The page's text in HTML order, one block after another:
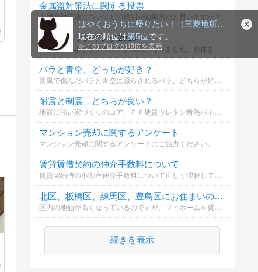
はやくおうちに帰りたい！（三菱地所ホームでつくるおうち） …
現在の順位は第5位です。
≫このブログの順位を表示
金属盗対策法に関する投票
金属盗対策法についてどの規制が効果的だと思いますか？
住みよさランキング2025
バラと青空、どっちが好き？
耐震と制震、どちらが良い？
地震に強い家づくりのコア、ＦＰ硬質ウレタン断熱パネルの効果について。耐震と制震について、どちらが良いか選択してください。
マンション売却に関するアンケート
マンション売却に関するアンケートにご協力ください。あなたの意見が他の方の参考になります。
賃貸賃借契約の仲介手数料について
賃貸契約時の不動産仲介手数料について正しく理解していますか？誰が支払うべきで、どのように計算されるのかを確認しましょう。
北区、板橋区、練馬区、豊島区にお住まいの方は、マイホームは何がいいですか？
続きを表示